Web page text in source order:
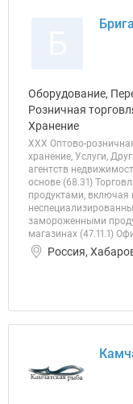
Оборудование,
Розничная
Хранение
ХХХ Оптово-
хранение, Услуги,
агентств
основе (68.31)
продуктами, включая
замороженными
магазинах (47.11.1)
Россия,